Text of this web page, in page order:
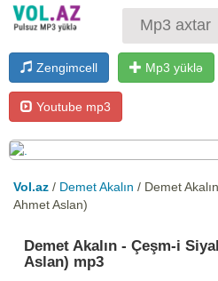
Zengimcell Mp3 yüklə
Youtube mp3
Vol.az / Demet Akalın / Demet
Ahmet Aslan)
Demet Akalın - Çeşm-i
Aslan) mp3